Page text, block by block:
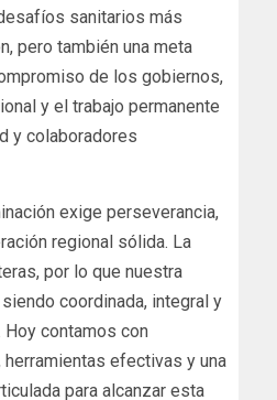
sanitarios más
pero también una meta
de los gobiernos,
y el trabajo permanente
y colaboradores
exige perseverancia,
regional sólida. La
por lo que nuestra
coordinada, integral y
Hoy contamos con
herramientas efectivas y una
para alcanzar esta